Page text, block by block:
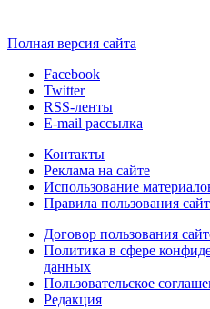
Полная версия сайта
Facebook
Twitter
RSS-ленты
E-mail рассылка
Контакты
Реклама на сайте
Использование
Правила пользования
Договор пользования
Политика в сфере
данных
Пользовательское
Редакция